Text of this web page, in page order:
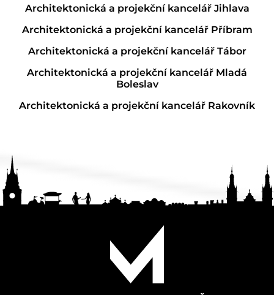
Architektonická a projekční kancelář Jihlava
Architektonická a projekční kancelář Příbram
Architektonická a projekční kancelář Tábor
Architektonická a projekční kancelář Mladá
Boleslav
Architektonická a projekční kancelář Rakovník